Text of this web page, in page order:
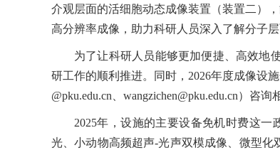
介观层面的活细胞动态成像装置（装置二）
高分辨率成像，助力科研人员深入了解分子层
为了让科研人员能够更加便捷、高效地
研工作的顺利推进。同时，2026年度成像设
@pku.edu.cn、wangzichen@pku.edu.cn）咨询
2025年，设施的主要设备免机时费这
光、小动物高频超声-光声双模成像、微型